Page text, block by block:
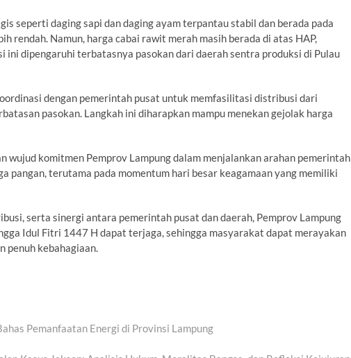
seperti daging sapi dan daging ayam terpantau stabil dan berada pada
rendah. Namun, harga cabai rawit merah masih berada di atas HAP,
ini dipengaruhi terbatasnya pasokan dari daerah sentra produksi di Pulau
dengan pemerintah pusat untuk memfasilitasi distribusi dari
pasokan. Langkah ini diharapkan mampu menekan gejolak harga
wujud komitmen Pemprov Lampung dalam menjalankan arahan pemerintah
pangan, terutama pada momentum hari besar keagamaan yang memiliki
serta sinergi antara pemerintah pusat dan daerah, Pemprov Lampung
Idul Fitri 1447 H dapat terjaga, sehingga masyarakat dapat merayakan
penuh kebahagiaan.
Pemanfaatan Energi di Provinsi Lampung